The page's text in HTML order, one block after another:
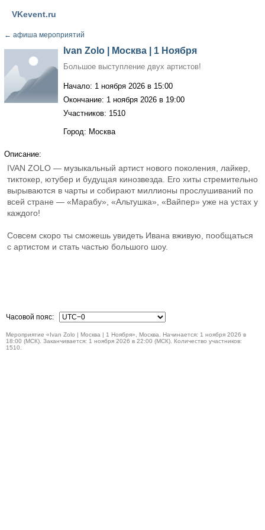
VKevent.ru
← афиша мероприятий
Ivan Zolo | Москва | 1 Ноября
Большое выступление двух артистов!
Начало: 1 ноября 2026 в 15:00
Окончание: 1 ноября 2026 в 19:00
Участников: 1510
Город: Москва
Описание:
IVAN ZOLO — музыкальный артист нового поколения, лайкер,
тиктокер, ютубер и будущая кинозвезда. Его хиты стремительно
вырываются в чарты и собирают миллионы прослушиваний по
всей стране — «Марабу», «Альтушка», «Вайпер» уже на устах у
каждого!
Совсем скоро ты сможешь увидеть Ивана вживую, пообщаться
с артистом и стать частью большого шоу.
Часовой пояс:
Мероприятие «Ivan Zolo | Москва | 1 Ноября», Москва. Начинается: 1 ноября 2026 в
18:00 (МСК). Заканчивается: 1 ноября 2026 в 22:00 (МСК). Количество участников:
1510.